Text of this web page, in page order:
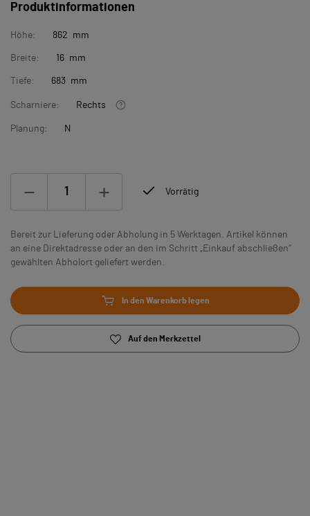
Produktinformationen
Höhe: 862 mm
Breite: 16 mm
Tiefe: 683 mm
Scharniere: Rechts
Planung: N
Vorrätig
Bereit zur Lieferung oder Abholung in 5 Werktagen. Artikel können
an eine Direktadresse oder an den im Schritt „Einkauf abschließen“
gewählten Abholort geliefert werden.
In den Warenkorb legen
Auf den Merkzettel